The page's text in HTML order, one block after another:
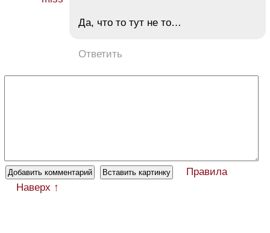
Да, что то тут не то…
Ответить
Правила
Наверх ↑